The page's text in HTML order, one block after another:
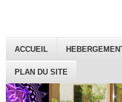
ACCUEIL
PLAN DU SITE